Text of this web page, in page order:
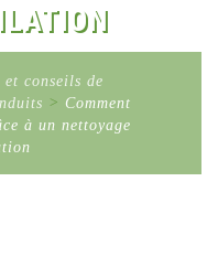
et conseils de
> Comment
à un nettoyage